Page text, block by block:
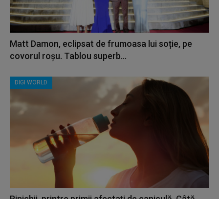
Matt Damon, eclipsat de frumoasa lui soție, pe
covorul roșu. Tablou superb...
DIGI WORLD